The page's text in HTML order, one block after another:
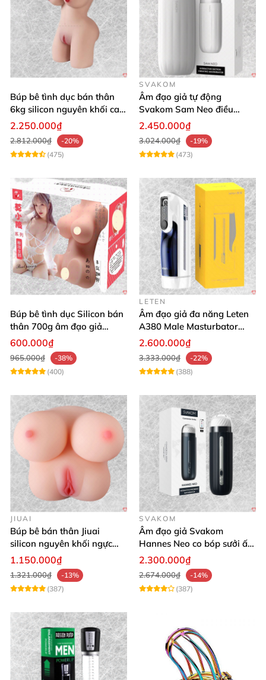
Búp bê tình dục bán thân
6kg silicon nguyên khối cao
cấp giá rẻ
2.250.000₫
2.812.000₫
-20%
(475)
SVAKOM
Âm đạo giả tự động
Svakom Sam Neo điều
khiển qua app webcam cao
2.450.000₫
3.024.000₫
-19%
(473)
Búp bê tình dục Silicon bán
thân 700g âm đạo giả
nguyên khối giống thật
600.000₫
965.000₫
-38%
(400)
LETEN
Âm đạo giả đa năng Leten
A380 Male Masturbator
Version 4
2.600.000₫
3.333.000₫
-22%
(388)
JIUAI
Búp bê bán thân Jiuai
silicon nguyên khối ngực
âm đạo thật
1.150.000₫
1.321.000₫
-13%
(387)
SVAKOM
Âm đạo giả Svakom
Hannes Neo co bóp sưởi ấm
app điều khiển tiện lợi
2.300.000₫
2.674.000₫
-14%
(387)